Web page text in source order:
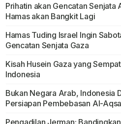
Prihatin akan Gencatan Senjata
Hamas akan Bangkit Lagi
Hamas Tuding Israel Ingin
Gencatan Senjata Gaza
Kisah Husein Gaza yang
Indonesia
Bukan Negara Arab, Indonesia
Persiapan Pembebasan Al-Aqsa
Pengadilan Jerman: